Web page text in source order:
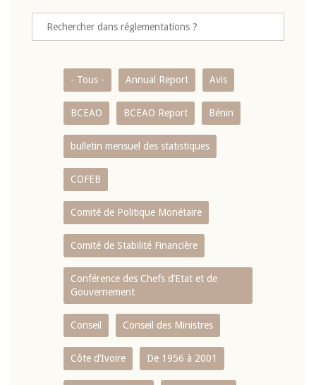
- Tous - Annual Report Avis
BCEAO BCEAO Report Bénin
bulletin mensuel des statistiques
COFEB
Comité de Politique Monétaire
Comité de Stabilité Financière
Conférence des Chefs d’Etat et de
Gouvernement
Conseil Conseil des Ministres
Côte d’Ivoire De 1956 à 2001